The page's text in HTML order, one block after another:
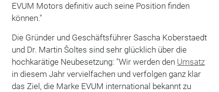
EVUM Motors definitiv auch seine Position finden
können."
Die Gründer und Geschäftsführer Sascha Koberstaedt
und Dr. Martin Šoltes sind sehr glücklich über die
hochkarätige Neubesetzung: "Wir werden den Umsatz
in diesem Jahr vervielfachen und verfolgen ganz klar
das Ziel, die Marke EVUM international bekannt zu